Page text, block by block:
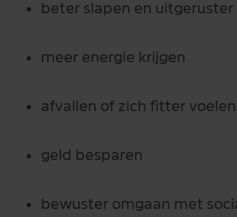
beter slapen en
meer energie krijgen
afvallen of zich fitter voelen
geld besparen
bewuster omgaan met